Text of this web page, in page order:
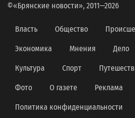
©«Брянские новости», 2011—2026
Власть Общество
Экономика Мнения Дело
Культура Спорт
Фото О газете Реклама
Политика конфиденциальности